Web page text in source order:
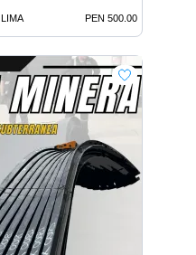
LIMA PEN 500.00